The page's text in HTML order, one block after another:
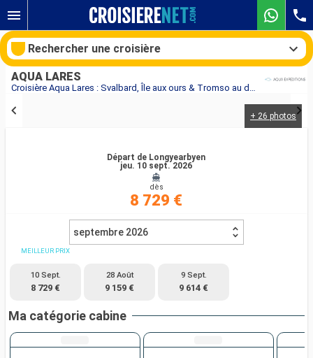
Croisière Aqua Lares : Svalbard, Île aux ours & Tromso au départ de Longyearbyen
AQUA LARES
+ 26 photos
Départ de Longyearbyen
jeu. 10 sept. 2026
dès
8 729 €
septembre 2026
MEILLEUR PRIX
10 Sept.
8 729 €
28 Août
9 159 €
9 Sept.
9 614 €
Ma catégorie cabine
Rechercher une croisière
Rechercher